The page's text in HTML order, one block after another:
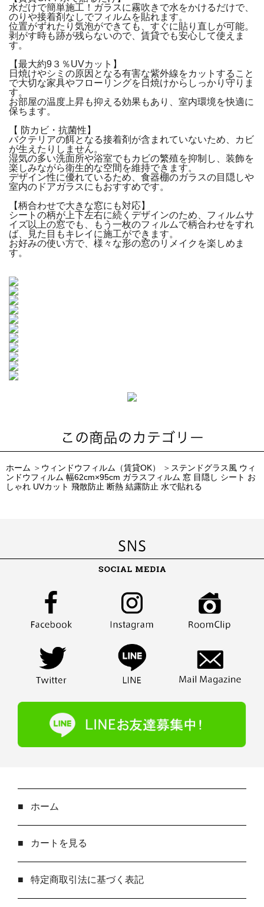
水だけで簡単施工！ガラスに霧吹きで水をかけるだけで、
のりや接着剤なしでフィルムを貼れます。
位置がずれたり気泡ができても、すぐに貼り直しが可能。
剥がす時も跡が残らないので、賃貸でも安心して使えま
す。
【最大約9３％UVカット】
日焼けやシミの原因となる有害な紫外線をカットすること
で大切な家具やフローリングを日焼けからしっかり守りま
す。
お部屋の温度上昇も抑える効果もあり、室内環境を快適に
保ちます。
【 防カビ・抗菌性】
バクテリアの餌となる接着剤が含まれていないため、カビ
が生えたりしません。
湿気の多い洗面所や浴室でもカビの繁殖を抑制し、装飾を
楽しみながら衛生的な空間を維持できます。
デザイン性に優れているため、食器棚のガラスの目隠しや
室内のドアガラスにもおすすめです。
【柄合わせで大きな窓にも対応】
シートの柄が上下左右に続くデザインのため、フィルムサ
イズ以上の窓でも、もう一枚のフィルムで柄合わせをすれ
ば、見た目もキレイに施工ができます。
お好みの使い方で、様々な形の窓のリメイクを楽しめま
す。
ホーム ＞ ウィンドウフィルム（賃貸OK） ＞ ステンドグラス風 ウィ
ンドウフィルム 幅62cm×95cm ガラスフィルム 窓 目隠し シート お
しゃれ UVカット 飛散防止 断熱 結露防止 水で貼れる
■ ホーム
■ カートを見る
■ 特定商取引法に基づく表記